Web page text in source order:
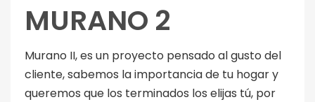
MURANO 2
Murano II, es un proyecto pensado al gusto del
cliente, sabemos la importancia de tu hogar y
queremos que los terminados los elijas tú, por